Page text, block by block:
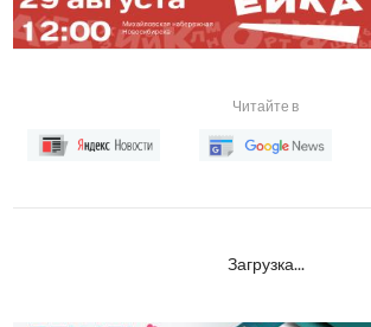
Читайте в
Загрузка...